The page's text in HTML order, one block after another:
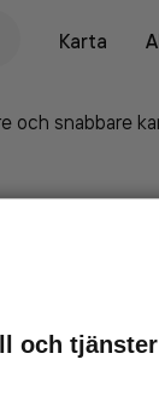
Karta
snabbare
och